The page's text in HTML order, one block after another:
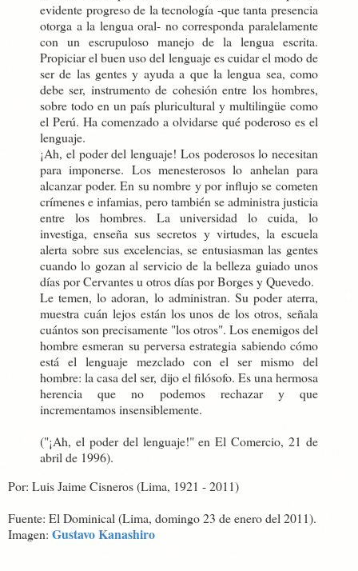
evidente progreso de la tecnología -que tanta presencia
otorga a la lengua oral- no corresponda paralelamente
con un escrupuloso manejo de la lengua escrita.
Propiciar el buen uso del lenguaje es cuidar el modo de
ser de las gentes y ayuda a que la lengua sea, como
debe ser, instrumento de cohesión entre los hombres,
sobre todo en un país pluricultural y multilingüe como
el Perú. Ha comenzado a olvidarse qué poderoso es el
lenguaje.
¡Ah, el poder del lenguaje! Los poderosos lo necesitan
para imponerse. Los menesterosos lo anhelan para
alcanzar poder. En su nombre y por influjo se cometen
crímenes e infamias, pero también se administra justicia
entre los hombres. La universidad lo cuida, lo
investiga, enseña sus secretos y virtudes, la escuela
alerta sobre sus excelencias, se entusiasman las gentes
cuando lo gozan al servicio de la belleza guiado unos
días por Cervantes u otros días por Borges y Quevedo.
Le temen, lo adoran, lo administran. Su poder aterra,
muestra cuán lejos están los unos de los otros, señala
cuántos son precisamente "los otros". Los enemigos del
hombre esmeran su perversa estrategia sabiendo cómo
está el lenguaje mezclado con el ser mismo del
hombre: la casa del ser, dijo el filósofo. Es una hermosa
herencia que no podemos rechazar y que
incrementamos insensiblemente.
("¡Ah, el poder del lenguaje!" en El Comercio, 21 de
abril de 1996).
Por: Luis Jaime Cisneros (Lima, 1921 - 2011)
Fuente: El Dominical (Lima, domingo 23 de enero del 2011).
Imagen: Gustavo Kanashiro